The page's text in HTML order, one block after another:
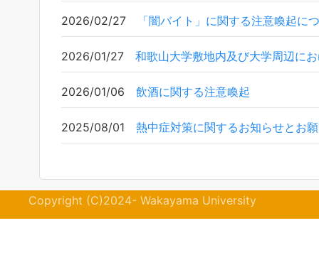
2026/02/27 「闇バイト」に関する注意喚起に
2026/01/27 和歌山大学敷地内及び大学周辺に
2026/01/06 飲酒に関する注意喚起
2025/08/01 熱中症対策に関するお知らせとお
Copyright (C)2024- Wakayama University